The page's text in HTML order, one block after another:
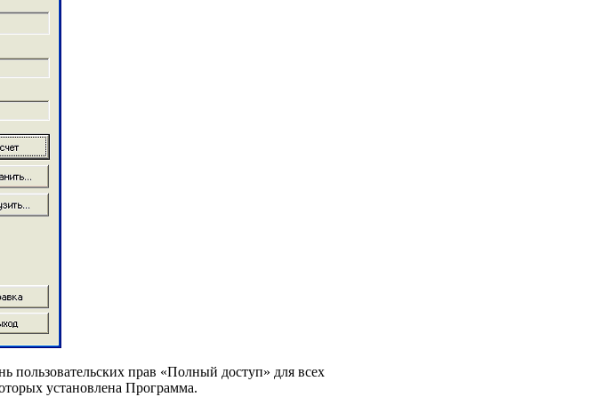
прав «Полный доступ» для всех
установлена Программа.